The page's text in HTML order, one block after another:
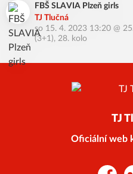
FBŠ SLAVIA Plzeň girls
TJ Tlučná
so 15. 4. 2023 13:20 @
(3+1), 28. kolo
TJ
Oficiální web